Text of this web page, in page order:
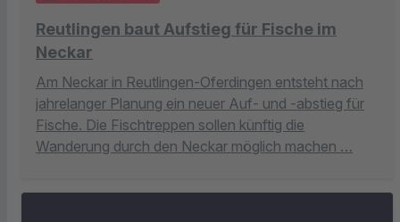
Reutlingen baut Aufstieg für Fische im
Neckar
Am Neckar in Reutlingen-Oferdingen entsteht nach
jahrelanger Planung ein neuer Auf- und -abstieg für
Fische. Die Fischtreppen sollen künftig die
Wanderung durch den Neckar möglich machen …